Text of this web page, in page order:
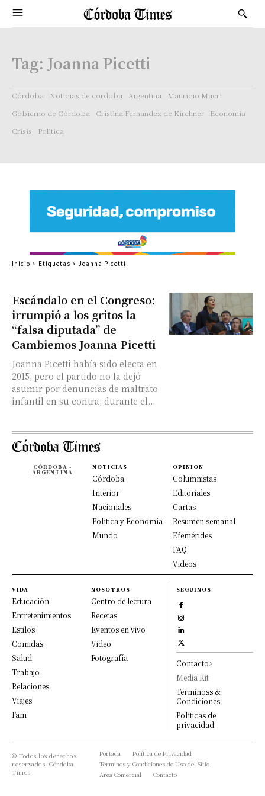
Tag: Joanna Picetti
Córdoba Noticias de cordoba Argentina
Mauricio Macri
Gobierno de Córdoba
Cristina Fernandez de Kirchner
Economía
Crisis
Politica
Escándalo en el Congreso:
irrumpió a los gritos la
“falsa diputada” de
Cambiemos Joanna Picetti
Joanna Picetti había sido electa en
2015, pero el partido no la dejó
asumir por denuncias de maltrato
infantil en su contra; durante el...
Inicio Etiquetas Joanna Picetti
CÓRDOBA -
ARGENTINA
NOTICIAS
Córdoba
Interior
Nacionales
Política y Economía
Mundo
OPINION
Columnistas
Editoriales
Cartas
Resumen semanal
Efemérides
FAQ
Videos
VIDA
Educación
Entretenimientos
Estilos
Comidas
Salud
Trabajo
Relaciones
Viajes
Fam
NOSOTROS
Centro de lectura
Recetas
Eventos en vivo
Video
Fotografía
SEGUINOS
Contacto>
Media Kit
Terminoss &
Condiciones
Políticas de
privacidad
© Todos los derechos
reservados, Córdoba
Times
Portada
Política de Privacidad
Términos y Condiciones de Uso del Sitio
Area Comercial
Contacto